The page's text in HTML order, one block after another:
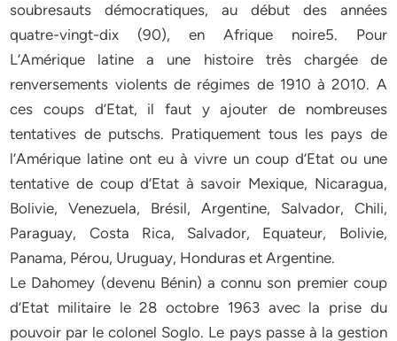
soubresauts démocratiques, au début des années
quatre-vingt-dix (90), en Afrique noire5. Pour
L’Amérique latine a une histoire très chargée de
renversements violents de régimes de 1910 à 2010. A
ces coups d’Etat, il faut y ajouter de nombreuses
tentatives de putschs. Pratiquement tous les pays de
l’Amérique latine ont eu à vivre un coup d’Etat ou une
tentative de coup d’Etat à savoir Mexique, Nicaragua,
Bolivie, Venezuela, Brésil, Argentine, Salvador, Chili,
Paraguay, Costa Rica, Salvador, Equateur, Bolivie,
Panama, Pérou, Uruguay, Honduras et Argentine.
Le Dahomey (devenu Bénin) a connu son premier coup
d’Etat militaire le 28 octobre 1963 avec la prise du
pouvoir par le colonel Soglo. Le pays passe à la gestion